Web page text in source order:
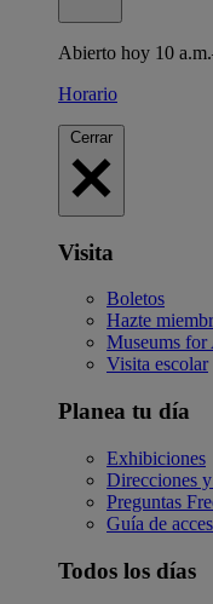
Abierto hoy 10
Horario
Cerrar
Visita
Boletos
Hazte
Museums
Visita escolar
Planea tu día
Exhibiciones
Direcciones
Preguntas
Guía de
Todos los días